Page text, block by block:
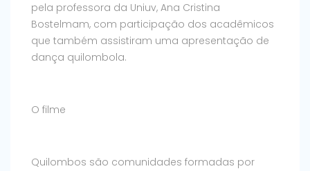
pela professora da Uniuv, Ana Cristina
Bostelmam, com participação dos acadêmicos
que também assistiram uma apresentação de
dança quilombola.
O filme
Quilombos são comunidades formadas por